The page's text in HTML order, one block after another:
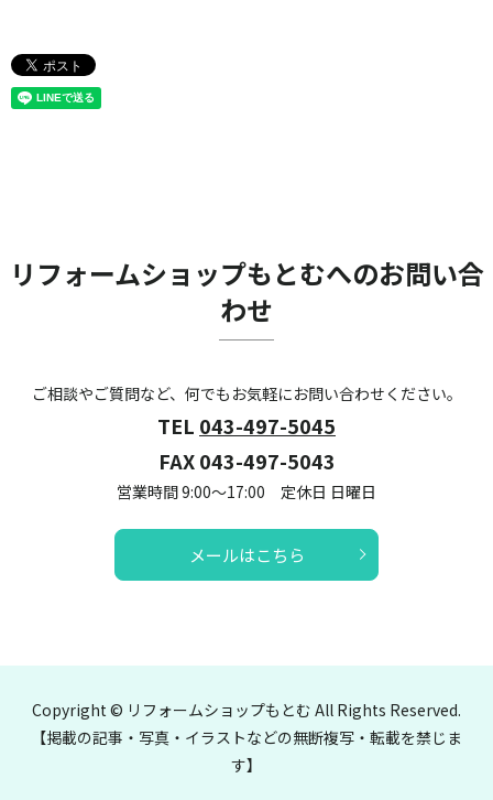
リフォームショップもとむへのお問い合
わせ
ご相談やご質問など、何でもお気軽にお問い合わせください。
TEL 043-497-5045
FAX 043-497-5043
営業時間 9:00～17:00 定休日 日曜日
メールはこちら
Copyright © リフォームショップもとむ All Rights Reserved.
【掲載の記事・写真・イラストなどの無断複写・転載を禁じま
す】